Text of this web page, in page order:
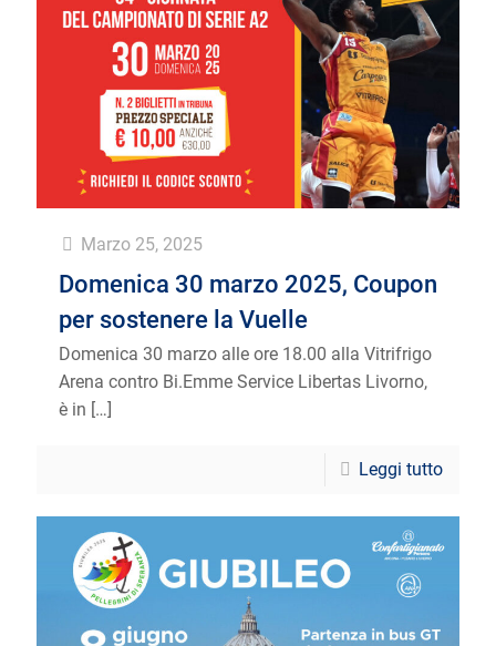
Marzo 25, 2025
Domenica 30 marzo 2025, Coupon
per sostenere la Vuelle
Domenica 30 marzo alle ore 18.00 alla Vitrifrigo
Arena contro Bi.Emme Service Libertas Livorno,
è in […]
Leggi tutto